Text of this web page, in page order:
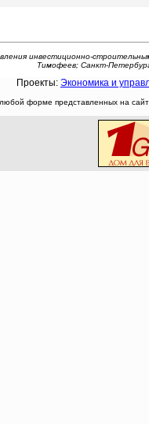
инвестиционно-
Тимофеев; Санкт-
Проекты: Экономика и
форме представленных на